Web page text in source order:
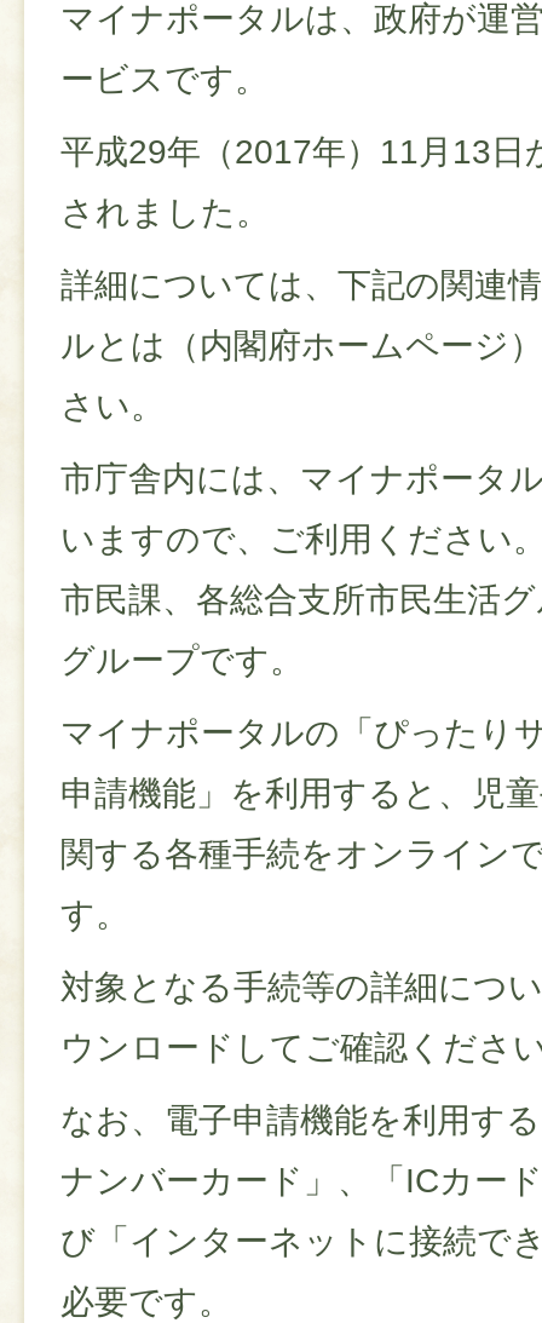
マイナポータルは、政府が運
ービスです。
平成29年（2017年）11月13日
されました。
詳細については、下記の関連
ルとは（内閣府ホームページ
さい。
市庁舎内には、マイナポータ
いますので、ご利用ください
市民課、各総合支所市民生活
グループです。
マイナポータルの「ぴったり
申請機能」を利用すると、児
関する各種手続をオンライン
す。
対象となる手続等の詳細につ
ウンロードしてご確認くださ
なお、電子申請機能を利用す
ナンバーカード」、「ICカー
び「インターネットに接続で
必要です。